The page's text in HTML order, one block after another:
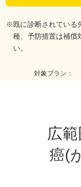
※既に診断されている
種、予防措置は補償
い。
対象プラン：
広
癌(